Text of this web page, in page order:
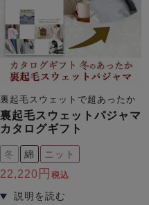
裏起毛スウェットで超あったか
裏起毛スウェットパジャマ
カタログギフト
冬 綿 ニット
22,220 税込